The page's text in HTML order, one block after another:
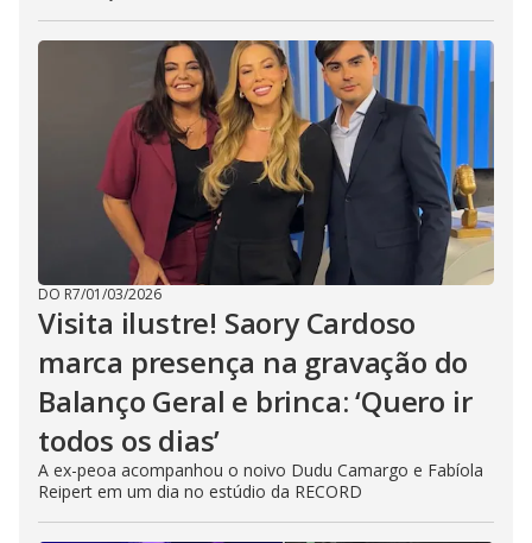
DO R7/01/03/2026
Visita ilustre! Saory Cardoso
marca presença na gravação do
Balanço Geral e brinca: ‘Quero ir
todos os dias’
A ex-peoa acompanhou o noivo Dudu Camargo e Fabíola
Reipert em um dia no estúdio da RECORD